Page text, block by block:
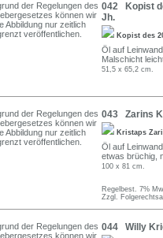
042 Kopist
Jh.
Kopist des
Öl auf
Malschicht
51,5 x 65,2 cm.
043 Zarins
Kristaps
Öl auf
etwas brüchig,
100 x 81 cm.
Regelbest. 7%
Zzgl.
044 Willy